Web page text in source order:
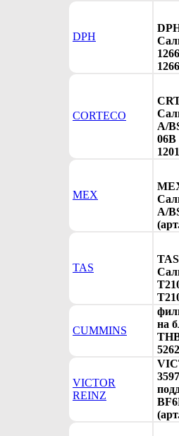
DPH
CORTECO
A/
06B
MEX
A/
TAS
CUMMINS
на
VICTOR
REINZ